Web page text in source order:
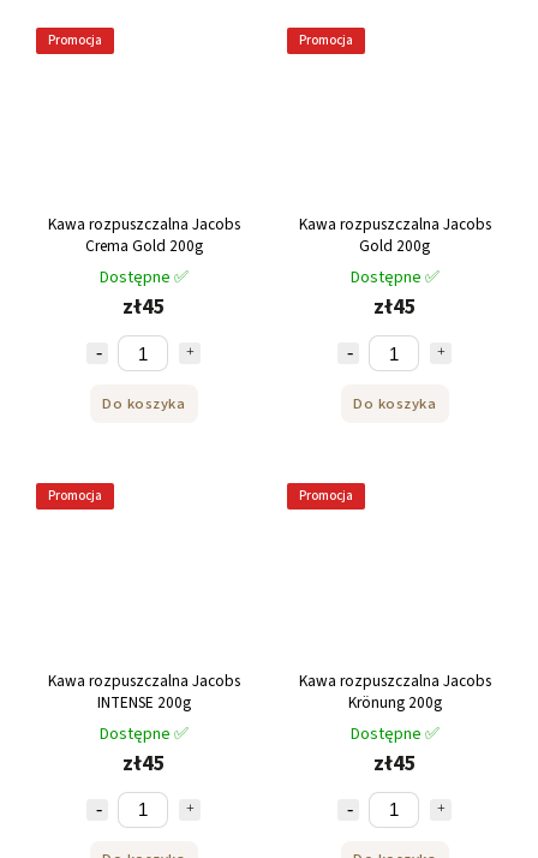
Promocja
Kawa rozpuszczalna Jacobs
Crema Gold 200g
Dostępne ✅
zł45
Do koszyka
Promocja
Kawa rozpuszczalna Jacobs
Gold 200g
Dostępne ✅
zł45
Do koszyka
Promocja
Kawa rozpuszczalna Jacobs
INTENSE 200g
Dostępne ✅
zł45
Promocja
Kawa rozpuszczalna Jacobs
Krönung 200g
Dostępne ✅
zł45